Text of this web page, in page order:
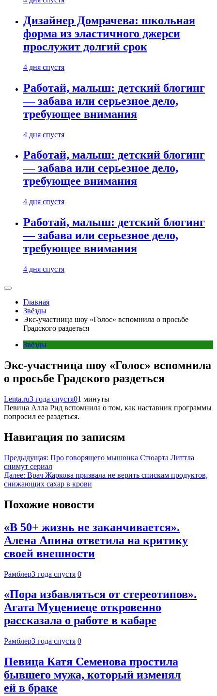
Дизайнер Домрачева: школьная
форма из эластичного джерси
прослужит долгий срок
4 дня спустя
Работай, малыш: детский блогинг
— забава или серьезное дело,
требующее внимания
4 дня спустя
Работай, малыш: детский блогинг
— забава или серьезное дело,
требующее внимания
4 дня спустя
Работай, малыш: детский блогинг
— забава или серьезное дело,
требующее внимания
4 дня спустя
Главная
Звёзды
Экс-участница шоу «Голос» вспомнила о просьбе
Градского раздеться
Звёзды
Экс-участница шоу «Голос» вспомнила
о просьбе Градского раздеться
Lenta.ru3 года спустя01 минуты
Певица Алла Рид вспомнила о том, как наставник программы
попросил ее раздеться.
Навигация по записям
Предыдущая: Про говорящего мышонка Стюарта Литтла
снимут сериал
Далее: Врач Жаркова призвала не верить спискам продуктов,
снижающих сахар в крови
Похожие новости
«В 50+ жизнь не заканчивается».
Алена Апина ответила на критику
своей внешности
Рамблер3 года спустя 0
«Пора избавляться от стереотипов».
Агата Муцениеце откровенно
рассказала о работе в кабаре
Рамблер3 года спустя 0
Певица Катя Семенова простила
бывшего мужа, который изменял
ей в браке